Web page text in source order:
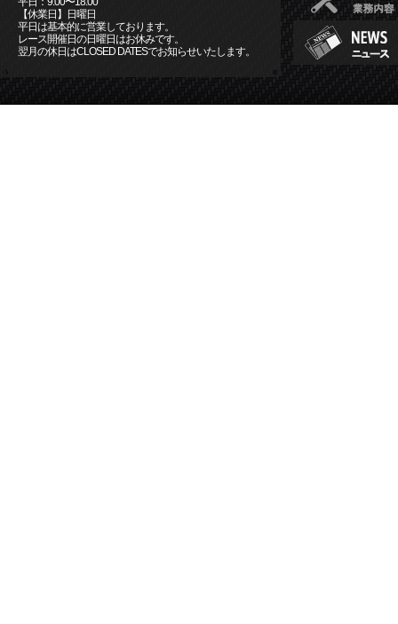
【休業日】日曜日
平日は基本的に営業しております。
レース開催日の日曜日はお休みです。
翌月の休日はCLOSED DATESでお知らせいたします。